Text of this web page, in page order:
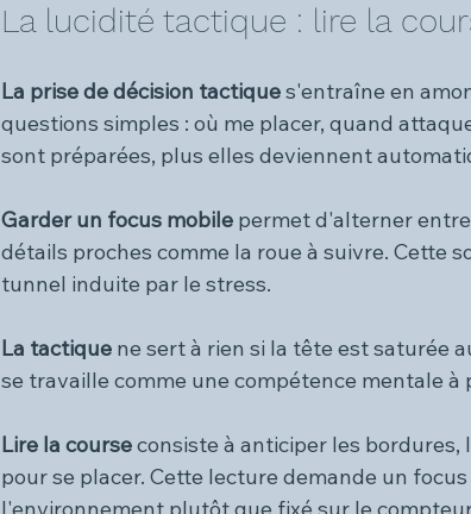
La lucidité tactique : lire la
La prise de décision tactique s'entraîne en
questions simples : où me placer, quand
sont préparées, plus elles deviennent
Garder un focus mobile permet d'alterner
détails proches comme la roue à suivre. Cette
tunnel induite par le stress.
La tactique ne sert à rien si la tête est saturée
se travaille comme une compétence mentale à
Lire la course consiste à anticiper les
pour se placer. Cette lecture demande un